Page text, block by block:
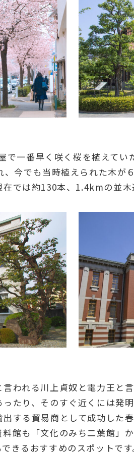
で一番早く咲く桜を植えて
今でも当時植えられた木が
では約130本、1.4kmの並木
われる川上貞奴と電力王と
たり、そのすぐ近くには発
する貿易商として成功した
館も「文化のみち二葉館」
きるおすすめのスポットです